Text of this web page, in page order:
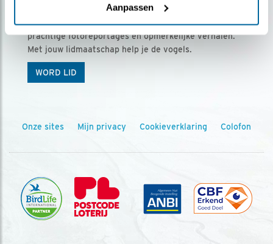
Aanpassen
Ontvang 5 x Vogels voor € 36,00 per jaar
Vogels is het tijdschrift voor onze leden, met
prachtige fotoreportages en opmerkelijke verhalen.
Met jouw lidmaatschap help je de vogels.
WORD LID
Onze sites Mijn privacy Cookieverklaring Colofon